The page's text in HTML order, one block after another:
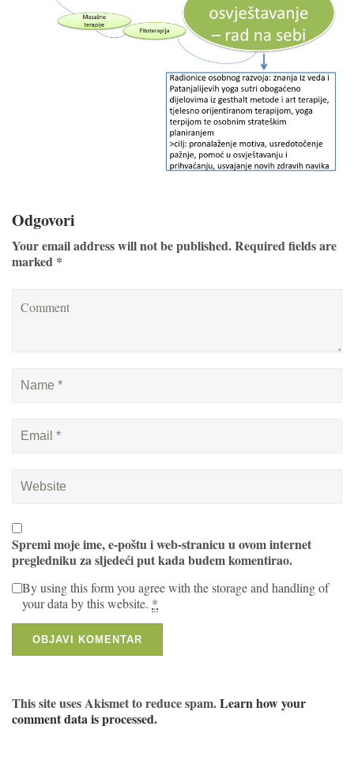
Odgovori
Your email address will not be published. Required fields are
marked *
Spremi moje ime, e-poštu i web-stranicu u ovom internet
pregledniku za sljedeći put kada budem komentirao.
By using this form you agree with the storage and handling of
your data by this website. *
This site uses Akismet to reduce spam.Learn how your
comment data is processed.